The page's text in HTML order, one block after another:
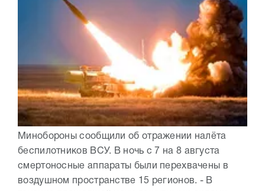
Минобороны сообщили об отражении налёта
беспилотников ВСУ. В ночь с 7 на 8 августа
смертоносные аппараты были перехвачены в
воздушном пространстве 15 регионов. - В